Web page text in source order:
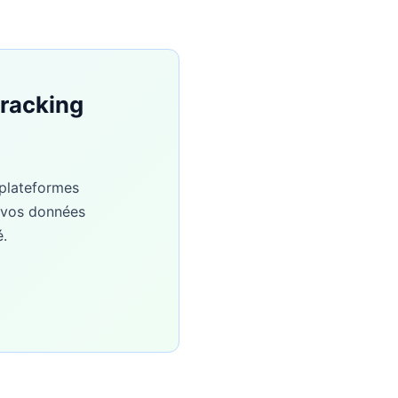
données